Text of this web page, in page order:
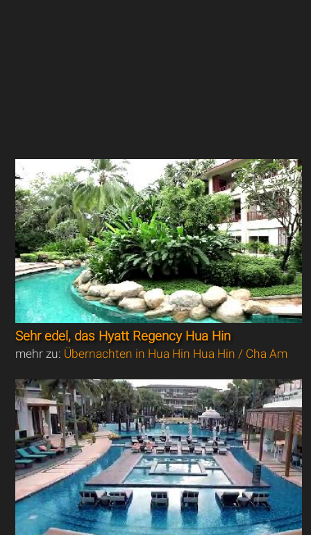
Sehr edel, das Hyatt Regency Hua Hin
mehr zu: Übernachten in Hua Hin Hua Hin / Cha Am